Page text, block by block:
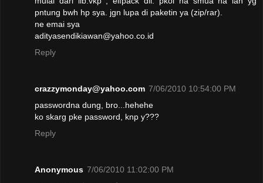
pntung bwh hp sya. jgn lupa di paketin ya (zip/rar).
ne emai sya
adityasendikiawan@yahoo.co.id
Reply
crazzymonday@yahoo.com 7/06/2010 10:54:00 PM
passwordna dung, bro...hehehe
ko skarg pke password, knp y???
Reply
Anonymous 7/06/2010 11:02:00 PM